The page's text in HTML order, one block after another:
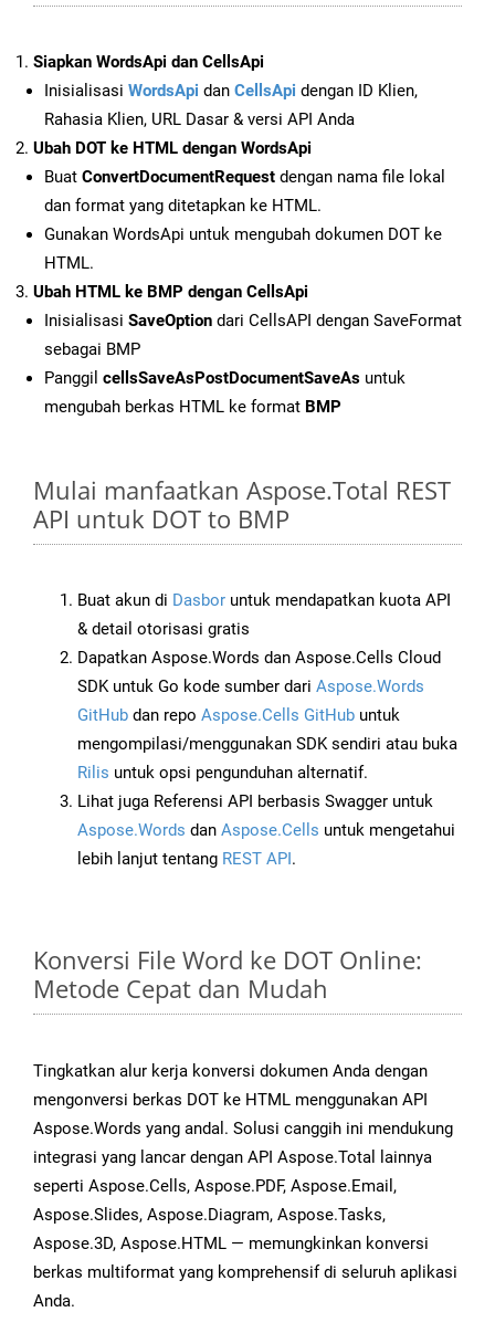
Siapkan WordsApi dan CellsApi
Inisialisasi WordsApi dan CellsApi dengan ID Klien,
Rahasia Klien, URL Dasar & versi API Anda
Ubah DOT ke HTML dengan WordsApi
Buat ConvertDocumentRequest dengan nama file lokal
dan format yang ditetapkan ke HTML.
Gunakan WordsApi untuk mengubah dokumen DOT ke
HTML.
Ubah HTML ke BMP dengan CellsApi
Inisialisasi SaveOption dari CellsAPI dengan SaveFormat
sebagai BMP
Panggil cellsSaveAsPostDocumentSaveAs untuk
mengubah berkas HTML ke format BMP
Mulai manfaatkan Aspose.Total REST
API untuk DOT to BMP
Buat akun di Dasbor untuk mendapatkan kuota API
& detail otorisasi gratis
Dapatkan Aspose.Words dan Aspose.Cells Cloud
SDK untuk Go kode sumber dari Aspose.Words
GitHub dan repo Aspose.Cells GitHub untuk
mengompilasi/menggunakan SDK sendiri atau buka
Rilis untuk opsi pengunduhan alternatif.
Lihat juga Referensi API berbasis Swagger untuk
Aspose.Words dan Aspose.Cells untuk mengetahui
lebih lanjut tentang REST API.
Konversi File Word ke DOT Online:
Metode Cepat dan Mudah
Tingkatkan alur kerja konversi dokumen Anda dengan
mengonversi berkas DOT ke HTML menggunakan API
Aspose.Words yang andal. Solusi canggih ini mendukung
integrasi yang lancar dengan API Aspose.Total lainnya
seperti Aspose.Cells, Aspose.PDF, Aspose.Email,
Aspose.Slides, Aspose.Diagram, Aspose.Tasks,
Aspose.3D, Aspose.HTML — memungkinkan konversi
berkas multiformat yang komprehensif di seluruh aplikasi
Anda.